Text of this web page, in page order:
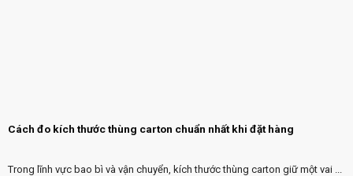
Cách đo kích thước thùng carton chuẩn nhất khi đặt hàng
Trong lĩnh vực bao bì và vận chuyển, kích thước thùng carton giữ một vai ...